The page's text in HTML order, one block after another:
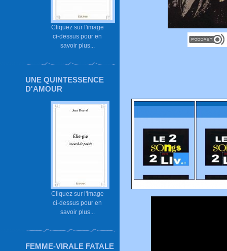
Cliquez sur l'image
ci-dessus pour en
savoir plus...
UNE QUINTESSENCE
D'AMOUR
Cliquez sur l'image
ci-dessus pour en
savoir plus...
FEMME-VIRALE FATALE